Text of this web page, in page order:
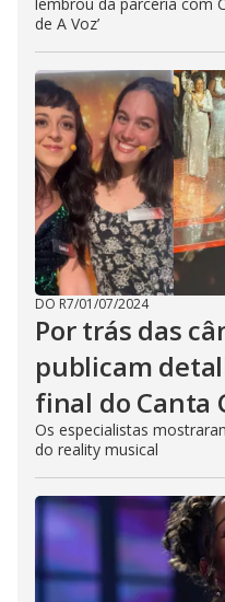
de A Voz’
DO R7/01/07/2024
Por trás das
publicam
final do Canta
Os especialistas
do reality musical